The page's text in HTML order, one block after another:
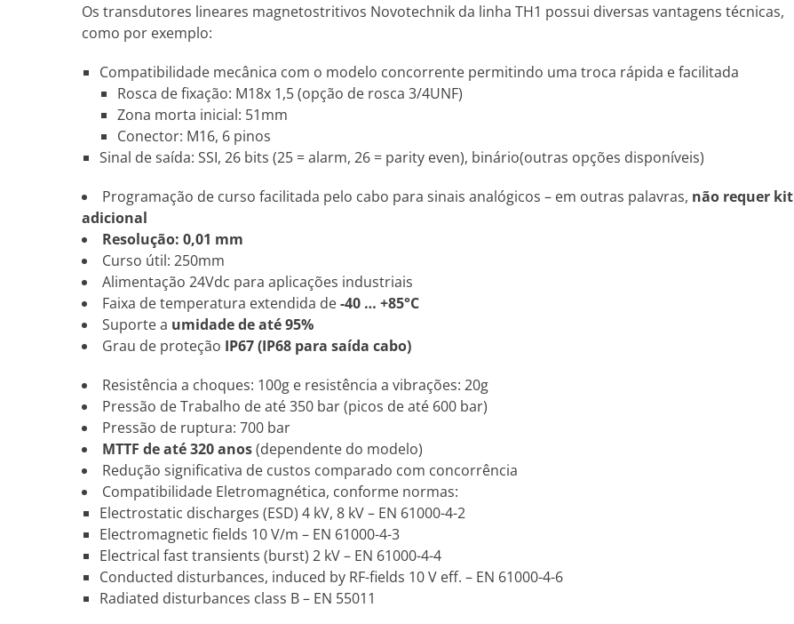
Os transdutores lineares magnetostritivos Novotechnik da linha TH1 possui diversas vantagens técnicas,
como por exemplo:
Compatibilidade mecânica com o modelo concorrente permitindo uma troca rápida e facilitada
Rosca de fixação: M18x 1,5 (opção de rosca 3/4UNF)
Zona morta inicial: 51mm
Conector: M16, 6 pinos
Sinal de saída: SSI, 26 bits (25 = alarm, 26 = parity even), binário(outras opções disponíveis)
Programação de curso facilitada pelo cabo para sinais analógicos – em outras palavras, não requer kit
adicional
Resolução: 0,01 mm
Curso útil: 250mm
Alimentação 24Vdc para aplicações industriais
Faixa de temperatura extendida de-40 … +85°C
Suporte a umidade de até 95%
Grau de proteção IP67 (IP68 para saída cabo)
Resistência a choques: 100g e resistência a vibrações: 20g
Pressão de Trabalho de até 350 bar (picos de até 600 bar)
Pressão de ruptura: 700 bar
MTTF de até 320 anos(dependente do modelo)
Redução significativa de custos comparado com concorrência
Compatibilidade Eletromagnética, conforme normas:
Electrostatic discharges (ESD) 4 kV, 8 kV – EN 61000-4-2
Electromagnetic fields 10 V/m – EN 61000-4-3
Electrical fast transients (burst) 2 kV – EN 61000-4-4
Conducted disturbances, induced by RF-fields 10 V eff. – EN 61000-4-6
Radiated disturbances class B – EN 55011